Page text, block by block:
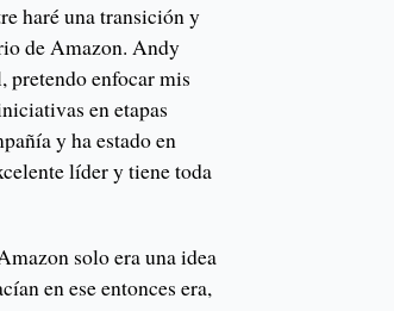
haré una transición y
de Amazon. Andy
pretendo enfocar mis
en etapas
y ha estado en
líder y tiene toda
solo era una idea
en ese entonces era,